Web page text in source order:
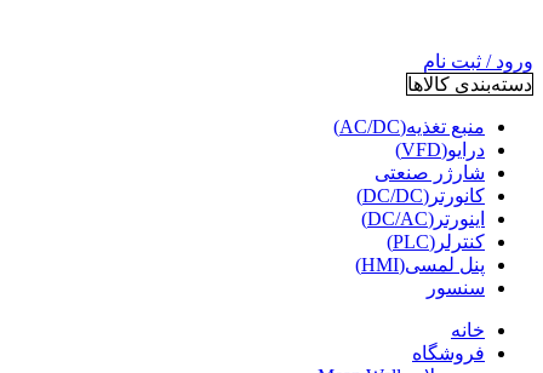
ورود / ثبت نام
دسته‌بندی کالاها
منبع تغذیه(AC/DC)
درایو(VFD)
شارژر صنعتی
کانورتر(DC/DC)
اینورتر(DC/AC)
کنترلر(PLC)
پنل لمسی(HMI)
سنسور
خانه
فروشگاه